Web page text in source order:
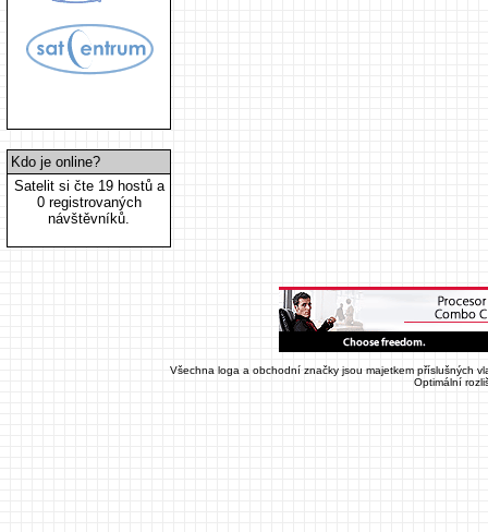
Kdo je online?
Satelit si čte 19 hostů a
0 registrovaných
návštěvníků.
Všechna loga a obchodní značky jsou majetkem příslušných
Optimální